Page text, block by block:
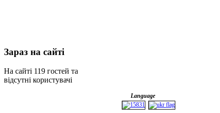
Зараз на сайті
На сайті 119 гостей та
відсутні користувачі
Language